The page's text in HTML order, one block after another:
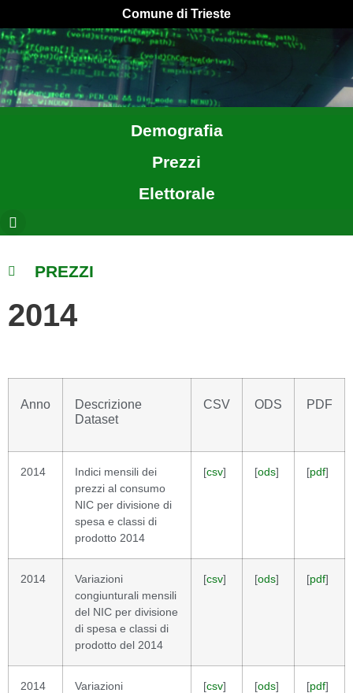
Comune di Trieste
Demografia
Prezzi
Elettorale
PREZZI
2014
Anno
Descrizione
Dataset
CSV ODS PDF
2014
Indici mensili dei
prezzi al consumo
NIC per divisione di
spesa e classi di
prodotto 2014
[csv] [ods] [pdf]
2014
Variazioni
congiunturali mensili
del NIC per divisione
di spesa e classi di
prodotto del 2014
[csv] [ods] [pdf]
2014
Variazioni
[csv] [ods] [pdf]